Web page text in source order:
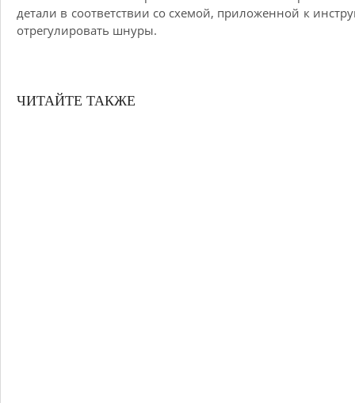
детали в соответствии со схемой, приложенной к
отрегулировать шнуры.
ЧИТАЙТЕ ТАКЖЕ